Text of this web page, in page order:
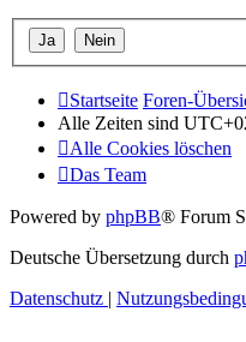
Startseite Foren-
Alle Zeiten sind
Alle Cookies löschen
Das Team
Powered by phpBB® Forum
Deutsche Übersetzung durch
Datenschutz |